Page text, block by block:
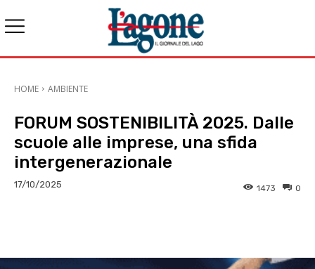
HOME AMBIENTE
FORUM SOSTENIBILITÀ 2025. Dalle
scuole alle imprese, una sfida
intergenerazionale
17/10/2025 0
1473